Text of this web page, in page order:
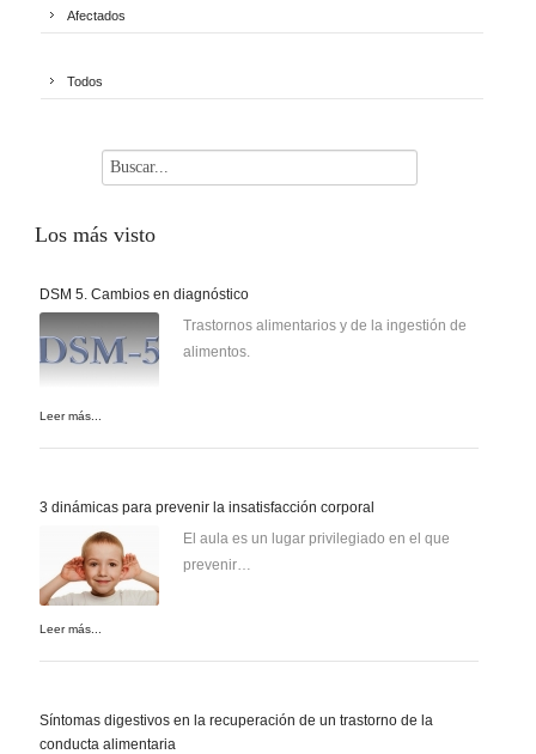
Afectados
Todos
Los más visto
DSM 5. Cambios en diagnóstico
Trastornos alimentarios y de la ingestión de
alimentos.
Leer más...
3 dinámicas para prevenir la insatisfacción corporal
El aula es un lugar privilegiado en el que
prevenir…
Leer más...
Síntomas digestivos en la recuperación de un trastorno de la
conducta alimentaria